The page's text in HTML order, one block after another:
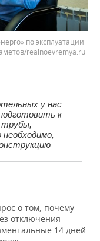
по эксплуатации
realnoevremya.ru
у нас
к
трубы,
о том, почему
отключения
14 дней